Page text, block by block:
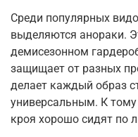
Среди популярных
выделяются анораки.
демисезонном
защищает от разных
делает каждый образ
универсальным. К
кроя хорошо сидят по